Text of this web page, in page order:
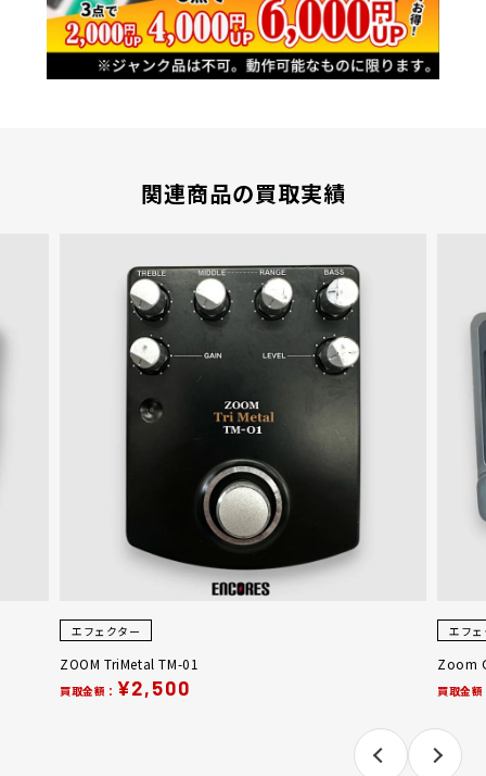
関連商品の買取実績
エフェクター
ZOOM TriMetal TM-01
買取金額： ¥2,500
エフ
Zoom
買取金額